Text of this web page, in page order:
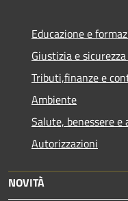
Educazione e
Giustizia e
Tributi,finanze e
Ambiente
Salute, benessere e
Autorizzazioni
NOVITÀ